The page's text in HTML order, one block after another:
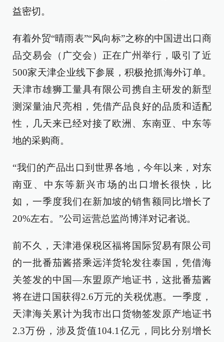
益密切。
有着外贸“晴雨表”“风向标”之称的中国进出口商
品交易会（广交会）正在广州举行，吸引了近
500家天津企业线下参展，积极抢抓海外订单。
天津市雄狮工量具有限公司携自主研发的新型
测深量油尺亮相，凭借产品良好的品质和适配
性，几天来已经对接了欧洲、东南亚、中东等
地的采购商。
“我们的产品出口到世界各地，今年以来，对东
南亚、中东等新兴市场的出口增长很快，比
如，一季度我们在新加坡的销售额同比增长了
20%左右。”公司运营总监尚博洋对记者说。
前不久，天津港保税区福将国际贸易有限公司
的一批番茄酱搭乘远洋货轮发往泰国，凭借海
关签发的中国—东盟原产地证书，这批番茄酱
将在进口国获得2.6万元的关税优惠。一季度，
天津海关累计为我市出口货物签发原产地证书
2.3万份，涉及货值104.1亿元，同比分别增长